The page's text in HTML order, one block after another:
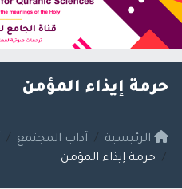
حرمة إيذاء المؤمن
الرئيسية آداب المجتمع
حرمة إيذاء المؤمن